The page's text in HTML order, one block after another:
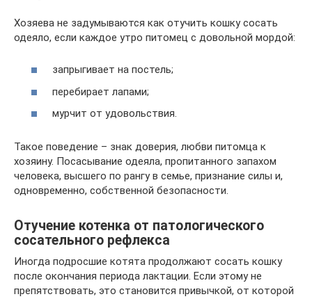
Хозяева не задумываются как отучить кошку сосать
одеяло, если каждое утро питомец с довольной мордой:
запрыгивает на постель;
перебирает лапами;
мурчит от удовольствия.
Такое поведение – знак доверия, любви питомца к
хозяину. Посасывание одеяла, пропитанного запахом
человека, высшего по рангу в семье, признание силы и,
одновременно, собственной безопасности.
Отучение котенка от патологического
сосательного рефлекса
Иногда подросшие котята продолжают сосать кошку
после окончания периода лактации. Если этому не
препятствовать, это становится привычкой, от которой